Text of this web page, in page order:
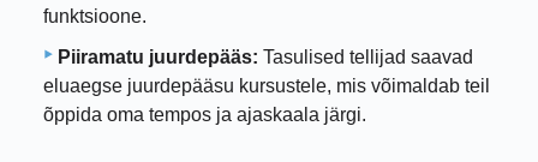
funktsioone.
Piiramatu juurdepääs: Tasulised tellijad saavad
eluaegse juurdepääsu kursustele, mis võimaldab teil
õppida oma tempos ja ajaskaala järgi.